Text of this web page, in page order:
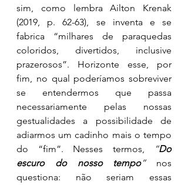
sim, como lembra Ailton Krenak
(2019, p. 62-63), se inventa e se
fabrica “milhares de paraquedas
coloridos, divertidos, inclusive
prazerosos”. Horizonte esse, por
fim, no qual poderíamos sobreviver
se entendermos que passa
necessariamente pelas nossas
gestualidades a possibilidade de
adiarmos um cadinho mais o tempo
do “fim”. Nesses termos,
“Do
escuro do nosso tempo” nos
questiona: não seriam essas